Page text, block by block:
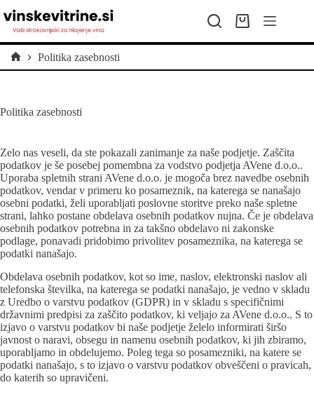
to
content
Shopping
Home
Politika zasebnosti
Politika zasebnosti
Zelo nas veseli, da ste pokazali zanimanje za naše podjetje. Zaščita
podatkov je še posebej pomembna za vodstvo podjetja AVene d.o.o..
Uporaba spletnih strani AVene d.o.o. je mogoča brez navedbe osebnih
podatkov, vendar v primeru ko posameznik, na katerega se nanašajo
osebni podatki, želi uporabljati poslovne storitve preko naše spletne
strani, lahko postane obdelava osebnih podatkov nujna. Če je obdelava
osebnih podatkov potrebna in za takšno obdelavo ni zakonske
podlage, ponavadi pridobimo privolitev posameznika, na katerega se
podatki nanašajo.
Obdelava osebnih podatkov, kot so ime, naslov, elektronski naslov ali
telefonska številka, na katerega se podatki nanašajo, je vedno v skladu
z Uredbo o varstvu podatkov (GDPR) in v skladu s specifičnimi
državnimi predpisi za zaščito podatkov, ki veljajo za AVene d.o.o.. S to
izjavo o varstvu podatkov bi naše podjetje želelo informirati širšo
javnost o naravi, obsegu in namenu osebnih podatkov, ki jih zbiramo,
uporabljamo in obdelujemo. Poleg tega so posamezniki, na katere se
podatki nanašajo, s to izjavo o varstvu podatkov obveščeni o pravicah,
do katerih so upravičeni.